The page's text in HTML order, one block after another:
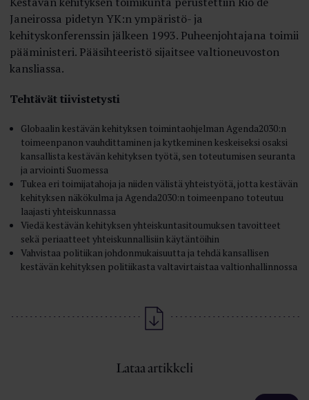
Janeirossa pidetyn YK:n ympäristö- ja
kehityskonferenssin jälkeen 1993. Puheenjohtajana toimii
pääministeri. Pääsihteeristö sijaitsee valtioneuvoston
kansliassa.
Tehtävät tiivistetysti
Globaalin kestävän kehityksen toimintaohjelman Agenda2030:n
toimeenpanon vauhdittaminen ja kytkeminen keskeiseksi osaksi
kansallista kestävän kehityksen työtä, sen toteutumisen seuranta
ja arviointi Suomessa
Tukea eri toimijatahoja ja niiden välistä yhteistyötä, jotta kestävän
kehityksen näkökulma ja Agenda2030:n toimeenpano toteutuu
laajasti yhteiskunnassa
Viedä kestävän kehityksen yhteiskuntasitoumuksen tavoitteet
sekä periaatteet yhteiskunnallisiin käytäntöihin
Vahvistaa politiikan johdonmukaisuutta ja tehdä kansallisen
kestävän kehityksen politiikasta valtavirtaistaa valtionhallinnossa
Lataa artikkeli